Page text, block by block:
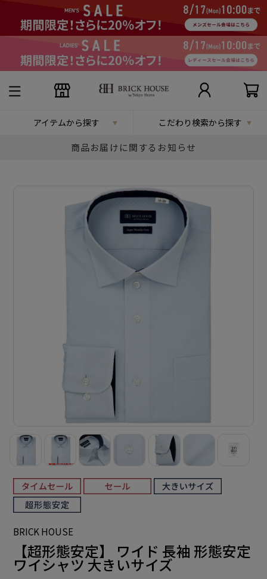
アイテムから探す こだわり検索から探す
商品お届けに関するお知らせ
BRICK HOUSE
【超形態安定】 ワイド 長袖 形態安定
ワイシャツ 大きいサイズ